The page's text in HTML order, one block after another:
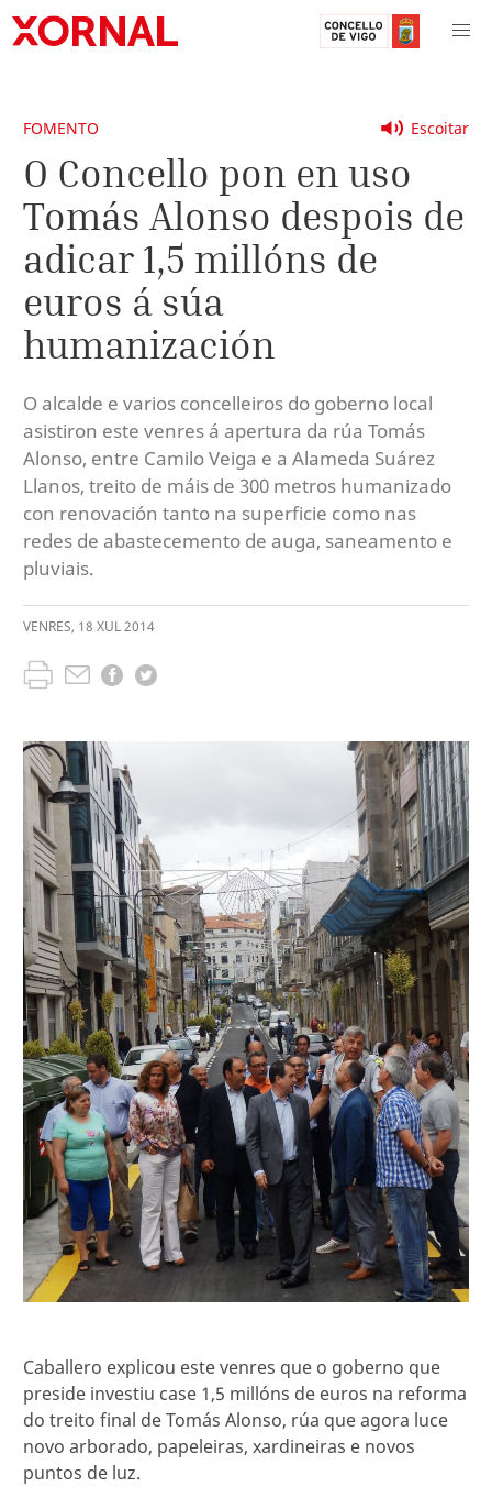
Escoitar
FOMENTO
O Concello pon en uso
Tomás Alonso despois de
adicar 1,5 millóns de
euros á súa
humanización
O alcalde e varios concelleiros do goberno local
asistiron este venres á apertura da rúa Tomás
Alonso, entre Camilo Veiga e a Alameda Suárez
Llanos, treito de máis de 300 metros humanizado
con renovación tanto na superficie como nas
redes de abastecemento de auga, saneamento e
pluviais.
VENRES, 18 XUL2014
Caballero explicou este venres que o goberno que
preside investiu case 1,5 millóns de euros na reforma
do treito final de Tomás Alonso, rúa que agora luce
novo arborado, papeleiras, xardineiras e novos
puntos de luz.